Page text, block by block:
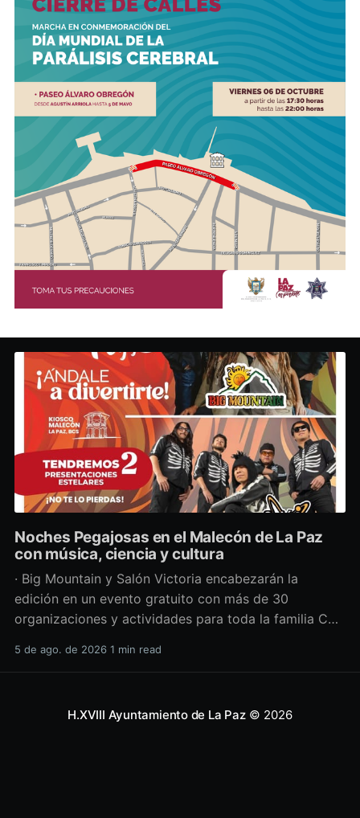
Noches Pegajosas en el Malecón de La Paz
con música, ciencia y cultura
· Big Mountain y Salón Victoria encabezarán la
edición en un evento gratuito con más de 30
organizaciones y actividades para toda la familia Con
divulgación científica y actividades culturales
5 de ago. de 2026 1 min read
H.XVIII Ayuntamiento de La Paz© 2026